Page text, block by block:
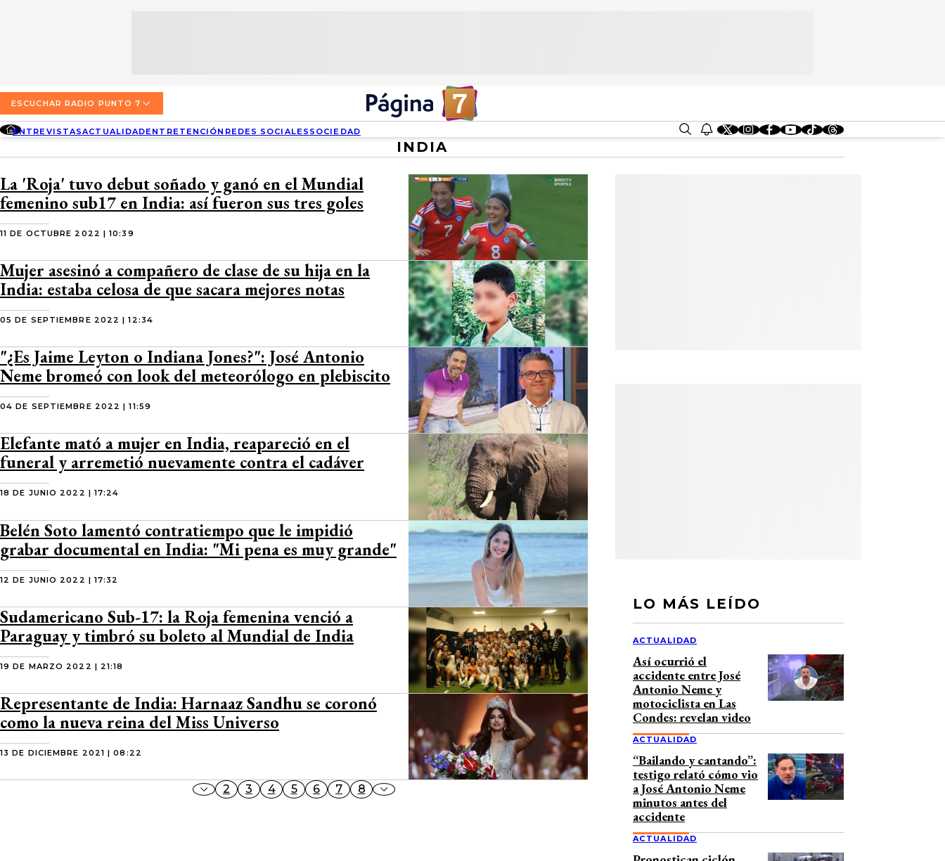
ACTUALIDAD
ENTRETENCIÓN
SOCIEDAD
CONCEPCIÓN
TEMUCO
VALDIVIA
PUERTO MONTT
QUIÉNES SOMOS
DIRECCIONES
CONTACTO COMERCIAL
TARIFAS POLÍTICAS PÁGINA 7
TARIFAS POLÍTICAS RADIO PUNTO 7
POLÍTICA DE PRIVACIDAD
ESCUCHAR RADIO PUNTO 7
ENTREVISTASACTUALIDADENTRETENCIÓN REDES SOCIALES SOCIEDAD
INDIA
La 'Roja' tuvo debut soñado y ganó en el Mundial
femenino sub17 en India: así fueron sus tres goles
11 DE OCTUBRE 2022 | 10:39
Mujer asesinó a compañero de clase de su hija en la
India: estaba celosa de que sacara mejores notas
05 DE SEPTIEMBRE 2022 | 12:34
"¿Es Jaime Leyton o Indiana Jones?": José Antonio
Neme bromeó con look del meteorólogo en plebiscito
04 DE SEPTIEMBRE 2022 | 11:59
Elefante mató a mujer en India, reapareció en el
funeral y arremetió nuevamente contra el cadáver
18 DE JUNIO 2022 | 17:24
Belén Soto lamentó contratiempo que le impidió
grabar documental en India: "Mi pena es muy grande"
12 DE JUNIO 2022 | 17:32
Sudamericano Sub-17: la Roja femenina venció a
Paraguay y timbró su boleto al Mundial de India
19 DE MARZO 2022 | 21:18
Representante de India: Harnaaz Sandhu se coronó
como la nueva reina del Miss Universo
13 DE DICIEMBRE 2021 | 08:22
2 3 4 5 6 7 8
LO MÁS LEÍDO
ACTUALIDAD
Así ocurrió el
accidente entre José
Antonio Neme y
motociclista en Las
Condes: revelan video
ACTUALIDAD
“Bailando y cantando”:
testigo relató cómo vio
a José Antonio Neme
minutos antes del
accidente
ACTUALIDAD